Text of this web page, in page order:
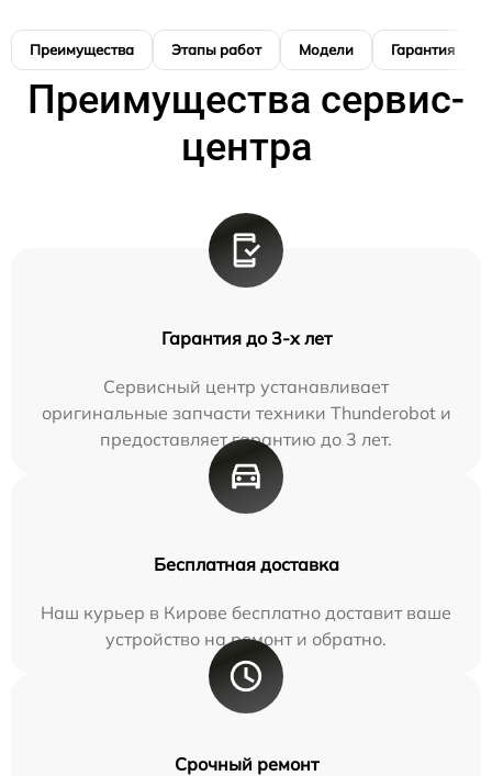
Преимущества Этапы работ Модели Гарантия
Преимущества сервис-
центра
Гарантия до 3-х лет
Сервисный центр устанавливает
оригинальные запчасти техники Thunderobot и
предоставляет гарантию до 3 лет.
Бесплатная доставка
Наш курьер в Кирове бесплатно доставит ваше
устройство на ремонт и обратно.
Срочный ремонт